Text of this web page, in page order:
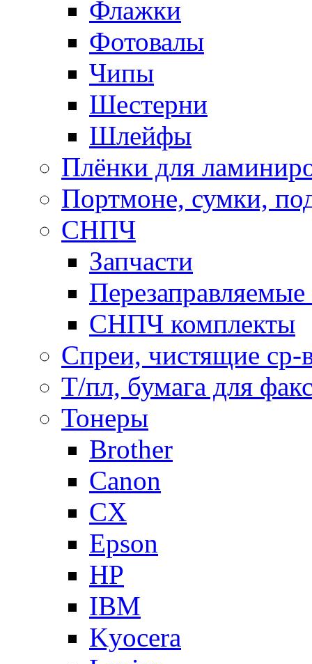
Флажки
Фотовалы
Чипы
Шестерни
Шлейфы
Плёнки для
Портмоне, сумки,
СНПЧ
Запчасти
Перезаправляемые
СНПЧ комплекты
Спреи, чистящие ср-
Т/пл, бумага для
Тонеры
Brother
Canon
CX
Epson
HP
IBM
Kyocera